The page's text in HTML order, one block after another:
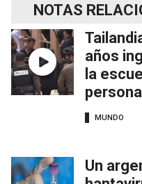
NOTAS
años
la
MUNDO
Un